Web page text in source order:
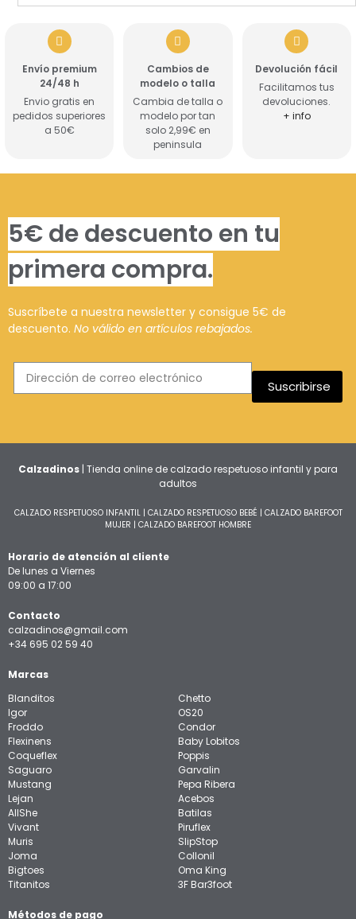
Envío premium
24/48 h
Envio gratis en
pedidos superiores
a 50€
Cambios de
modelo o talla
Cambia de talla o
modelo por tan
solo 2,99€ en
peninsula
Devolución fácil
Facilitamos tus
devoluciones.
+ info
5€ de descuento en tu
primera compra.
Suscríbete a nuestra newsletter y consigue 5€ de
descuento. No válido en artículos rebajados.
Suscribirse
Calzadinos | Tienda online de calzado respetuoso infantil y para
adultos
CALZADO RESPETUOSO INFANTIL| CALZADO RESPETUOSO BEBÉ | CALZADO BAREFOOT
MUJER | CALZADO BAREFOOT HOMBRE
Horario de atención al cliente
De lunes a Viernes
09:00 a 17:00
Contacto
calzadinos@gmail.com
+34 695 02 59 40
Marcas
Blanditos
Igor
Froddo
Flexinens
Coqueflex
Saguaro
Mustang
Lejan
AllShe
Vivant
Muris
Joma
Bigtoes
Titanitos
Chetto
OS20
Condor
Baby Lobitos
Poppis
Garvalin
Pepa Ribera
Acebos
Batilas
Piruflex
SlipStop
Collonil
Oma King
3F Bar3foot
Métodos de pago